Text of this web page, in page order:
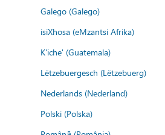
Galego (Galego)
isiXhosa (eMzantsi Afrika)
K'iche' (Guatemala)
Lëtzebuergesch (Lëtzebuerg)
Nederlands (Nederland)
Polski (Polska)